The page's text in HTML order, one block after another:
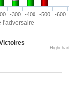
l'adversaire
Victoires
-300 -400 -500 -600